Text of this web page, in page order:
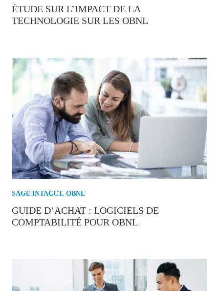
ÉTUDE SUR L’IMPACT DE LA
TECHNOLOGIE SUR LES OBNL
SAGE INTACCT, OBNL
GUIDE D’ACHAT : LOGICIELS DE
COMPTABILITÉ POUR OBNL